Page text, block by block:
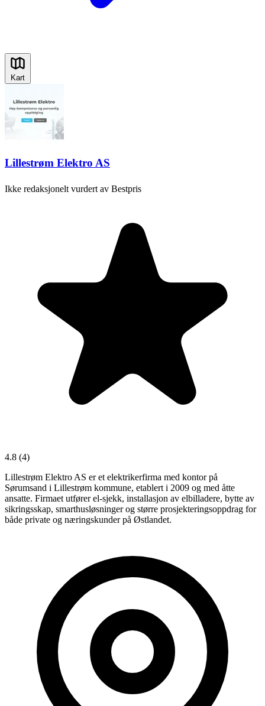
Kart
Lillestrøm Elektro AS
Ikke redaksjonelt vurdert av Bestpris
4.8 (4)
Lillestrøm Elektro AS er et elektrikerfirma med kontor på
Sørumsand i Lillestrøm kommune, etablert i 2009 og med åtte
ansatte. Firmaet utfører el-sjekk, installasjon av elbilladere, bytte av
sikringsskap, smarthusløsninger og større prosjekteringsoppdrag for
både private og næringskunder på Østlandet.